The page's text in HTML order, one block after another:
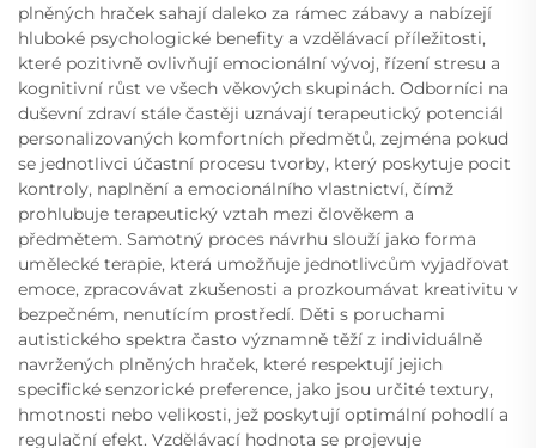
plněných hraček sahají daleko za rámec zábavy a nabízejí
hluboké psychologické benefity a vzdělávací příležitosti,
které pozitivně ovlivňují emocionální vývoj, řízení stresu a
kognitivní růst ve všech věkových skupinách. Odborníci na
duševní zdraví stále častěji uznávají terapeutický potenciál
personalizovaných komfortních předmětů, zejména pokud
se jednotlivci účastní procesu tvorby, který poskytuje pocit
kontroly, naplnění a emocionálního vlastnictví, čímž
prohlubuje terapeutický vztah mezi člověkem a
předmětem. Samotný proces návrhu slouží jako forma
umělecké terapie, která umožňuje jednotlivcům vyjadřovat
emoce, zpracovávat zkušenosti a prozkoumávat kreativitu v
bezpečném, nenutícím prostředí. Děti s poruchami
autistického spektra často významně těží z individuálně
navržených plněných hraček, které respektují jejich
specifické senzorické preference, jako jsou určité textury,
hmotnosti nebo velikosti, jež poskytují optimální pohodlí a
regulační efekt. Vzdělávací hodnota se projevuje